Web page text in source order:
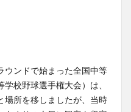
ンドで始まった全国中等
校野球選手権大会）は、
場所を移しましたが、当時